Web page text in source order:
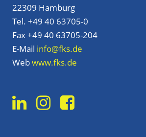
22309 Hamburg
Tel. +49 40 63705-0
Fax +49 40 63705-204
E-Mail info@fks.de
Webwww.fks.de